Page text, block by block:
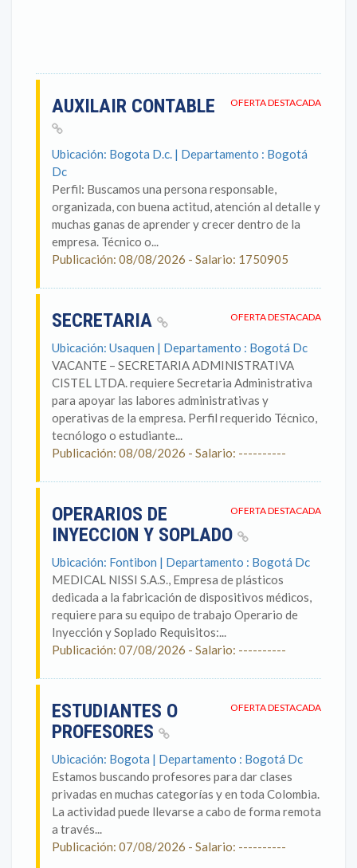
OFERTA DESTACADA
AUXILAIR CONTABLE
Ubicación: Bogota D.c. | Departamento : Bogotá
Dc
Perfil: Buscamos una persona responsable,
organizada, con buena actitud, atención al detalle y
muchas ganas de aprender y crecer dentro de la
empresa. Técnico o...
Publicación: 08/08/2026 - Salario: 1750905
OFERTA DESTACADA
SECRETARIA
Ubicación: Usaquen | Departamento : Bogotá Dc
VACANTE – SECRETARIA ADMINISTRATIVA
CISTEL LTDA. requiere Secretaria Administrativa
para apoyar las labores administrativas y
operativas de la empresa. Perfil requerido Técnico,
tecnólogo o estudiante...
Publicación: 08/08/2026 - Salario: ----------
OFERTA DESTACADA
OPERARIOS DE
INYECCION Y SOPLADO
Ubicación: Fontibon | Departamento : Bogotá Dc
MEDICAL NISSI S.A.S., Empresa de plásticos
dedicada a la fabricación de dispositivos médicos,
requiere para su equipo de trabajo Operario de
Inyección y Soplado Requisitos:...
Publicación: 07/08/2026 - Salario: ----------
OFERTA DESTACADA
ESTUDIANTES O
PROFESORES
Ubicación: Bogota | Departamento : Bogotá Dc
Estamos buscando profesores para dar clases
privadas en muchas categorías y en toda Colombia.
La actividad puede llevarse a cabo de forma remota
a través...
Publicación: 07/08/2026 - Salario: ----------